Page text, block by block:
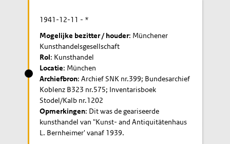
1941-12-11 - *
Mogelijke bezitter / houder: Münchener
Kunsthandelsgesellschaft
Rol: Kunsthandel
Locatie: München
Archiefbron: Archief SNK nr.399; Bundesarchief
Koblenz B323 nr.575; Inventarisboek
Stodel/Kalb nr.1202
Opmerkingen: Dit was de geariseerde
kunsthandel van "Kunst- and Antiquitätenhaus
L. Bernheimer' vanaf 1939.